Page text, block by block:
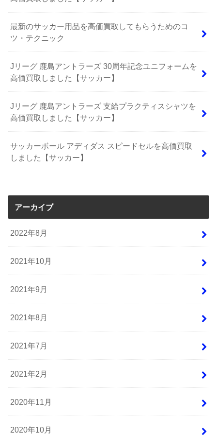
最新のサッカー用品を高価買取してもらうためのコ
ツ・テクニック
Jリーグ 鹿島アントラーズ 30周年記念ユニフォームを
高価買取しました【サッカー】
Jリーグ 鹿島アントラーズ 支給プラクティスシャツを
高価買取しました【サッカー】
サッカーボール アディダス スピードセルを高価買取
しました【サッカー】
アーカイブ
2022年8月
2021年10月
2021年9月
2021年8月
2021年7月
2021年2月
2020年11月
2020年10月